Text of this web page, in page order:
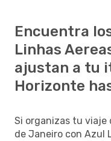
Encuentra
Linhas
ajustan a tu
Horizonte
Si organizas tu viaje
de Janeiro con Azul